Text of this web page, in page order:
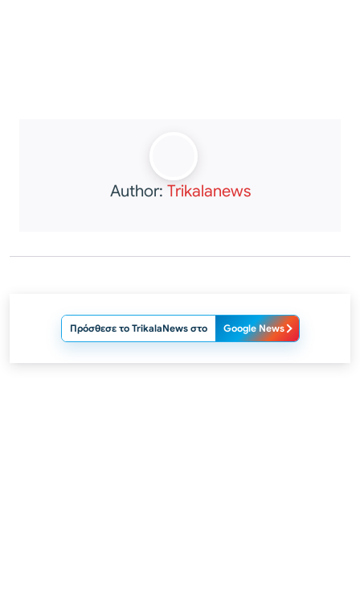
Author: Trikalanews
Πρόσθεσε το TrikalaNews στο Google News